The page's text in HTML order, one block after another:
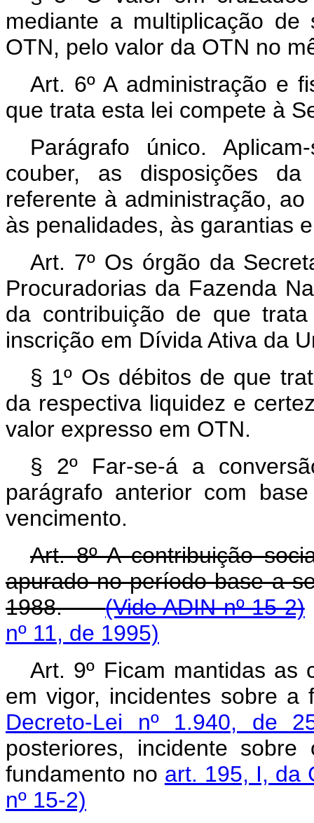
mediante a multiplicação
OTN, pelo valor da OTN no
Art. 6º A administração e
que trata esta lei compete à
Parágrafo único.
couber, as disposições
referente à administração,
às penalidades, às garantias
Art. 7º Os órgão da
Procuradorias da Fazenda
da contribuição de que
inscrição em Dívida Ativa da
§ 1º Os débitos de que
da respectiva liquidez e
valor expresso em OTN.
§ 2º Far-se-á a
parágrafo anterior com
vencimento.
Art. 8º A contribuição
apurado no período-base a
1988.(Vide ADIN nº 15-2)
nº 11, de 1995)
Art. 9º Ficam mantidas as
em vigor, incidentes sobre
Decreto-Lei nº 1.940, de
posteriores, incidente
fundamento no art. 195, I, da
nº 15-2)